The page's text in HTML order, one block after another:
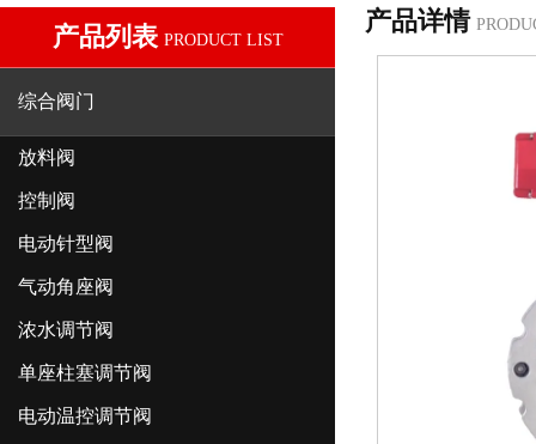
产品列表 PRODUCT LIST
综合阀门
放料阀
控制阀
电动针型阀
气动角座阀
浓水调节阀
单座柱塞调节阀
电动温控调节阀
产品详情